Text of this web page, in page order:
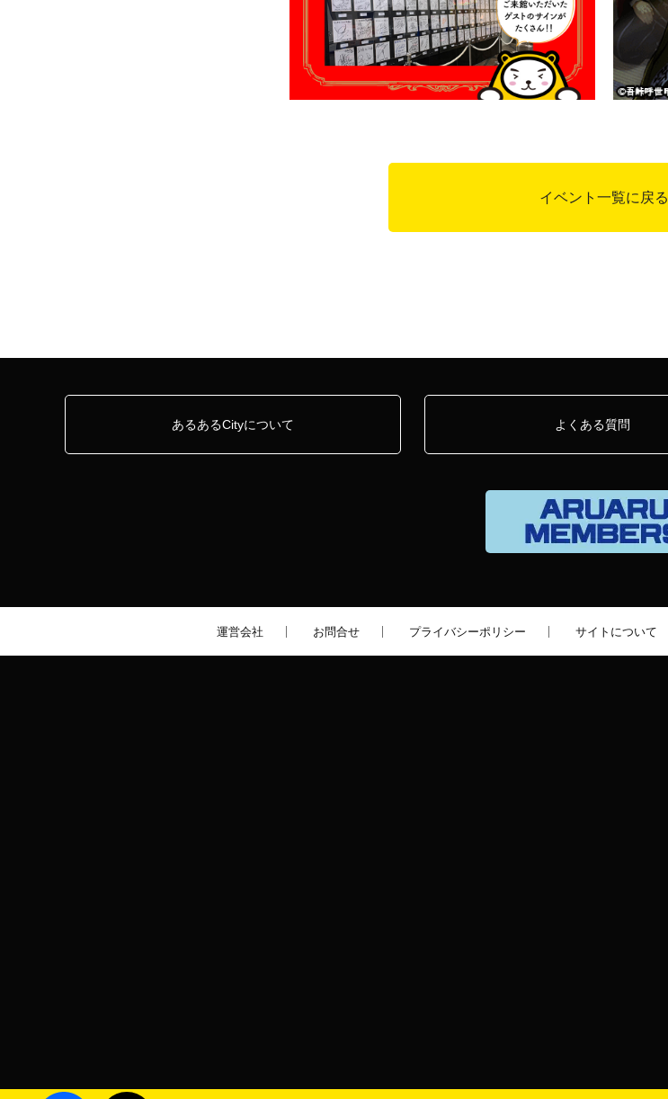
イベント一覧に戻る
あるあるCityについて よくある質問
運営会社 お問合せ プライバシーポリシー サイトについて